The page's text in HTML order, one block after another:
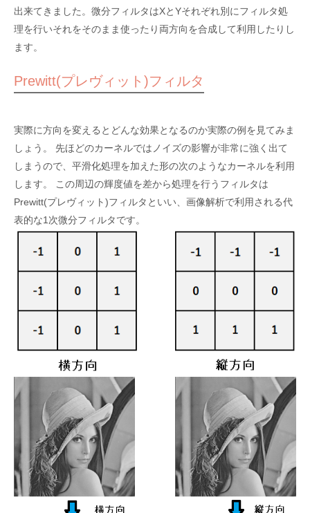
出来てきました。微分フィルタはXとYそれぞれ別にフィルタ処
理を行いそれをそのまま使ったり両方向を合成して利用したりし
ます。
Prewitt(プレヴィット)フィルタ
実際に方向を変えるとどんな効果となるのか実際の例を見てみま
しょう。 先ほどのカーネルではノイズの影響が非常に強く出て
しまうので、平滑化処理を加えた形の次のようなカーネルを利用
します。 この周辺の輝度値を差から処理を行うフィルタは
Prewitt(プレヴィット)フィルタといい、画像解析で利用される代
表的な1次微分フィルタです。